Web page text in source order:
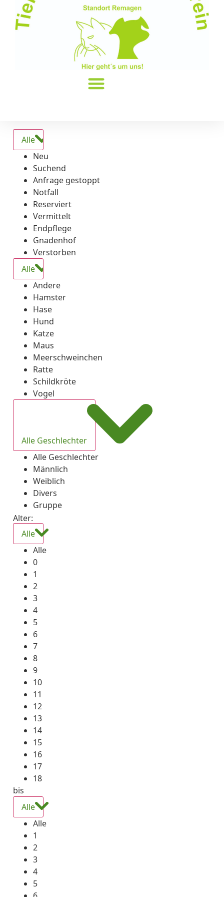
Alle
Neu
Suchend
Anfrage gestoppt
Notfall
Reserviert
Vermittelt
Endpflege
Gnadenhof
Verstorben
Alle
Andere
Hamster
Hase
Hund
Katze
Maus
Meerschweinchen
Ratte
Schildkröte
Vogel
Alle Geschlechter
Alle Geschlechter
Männlich
Weiblich
Divers
Gruppe
Alter:
Alle
Alle
0
1
2
3
4
5
6
7
8
9
10
11
12
13
14
15
16
17
18
bis
Alle
Alle
1
2
3
4
5